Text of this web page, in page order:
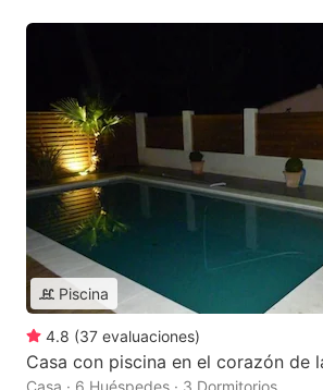
Piscina
4.8 (37 evaluaciones)
Casa con piscina en el corazón de
Casa · 6 Huéspedes · 3 Dormitorios